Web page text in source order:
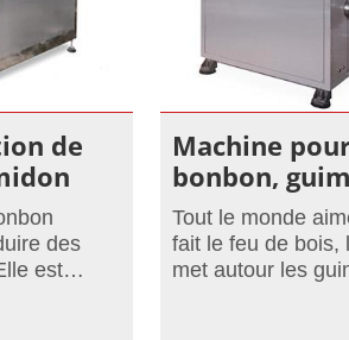
de
des
est
Machine
bonbon,
Tout le monde
fait le feu de bois,
met autour les